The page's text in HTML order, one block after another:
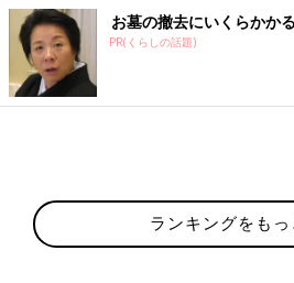
お墓の撤去にいくらかか
PR(くらしの話題)
ランキングをもっ